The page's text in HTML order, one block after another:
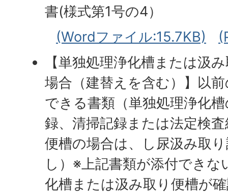
書(様式第1号の4）
(Wordファイル:15.7KB)
【単独処理浄化槽または汲
場合（建替えを含む）】以
できる書類（単独処理浄化
録、清掃記録または法定検
便槽の場合は、し尿汲み取
し）※上記書類が添付できな
化槽または汲み取り便槽が